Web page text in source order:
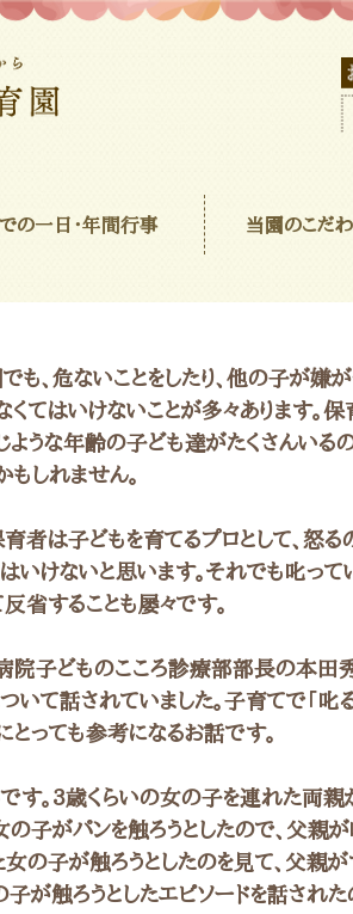
の一日･年間行事 当園のこだわ
も、危ないことをしたり、他の子が嫌が
くてはいけないことが多々あります。
ような年齢の子ども達がたくさんいる
しれません。
育者は子どもを育てるプロとして、怒る
いけないと思います。それでも叱って
省することも屡々です。
子どものこころ診療部部長の本田
いて話されていました。子育てで「叱る
っても参考になるお話です。
す。3歳くらいの女の子を連れた両親
の子がパンを触ろうとしたので、父親
女の子が触ろうとしたのを見て、父親
が触ろうとしたエピソードを話された